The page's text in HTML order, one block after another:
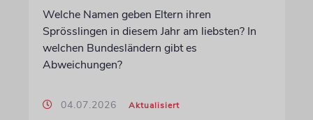
Welche Namen geben Eltern ihren
Sprösslingen in diesem Jahr am liebsten? In
welchen Bundesländern gibt es
Abweichungen?
04.07.2026 Aktualisiert